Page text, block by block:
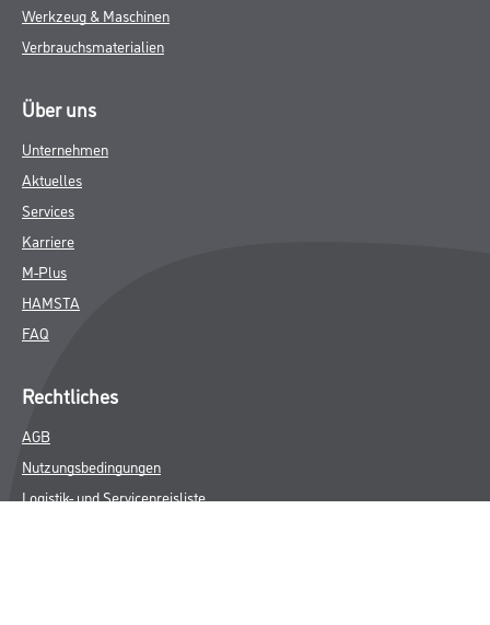
Werkzeug & Maschinen
Verbrauchsmaterialien
Über uns
Unternehmen
Aktuelles
Services
Karriere
M-Plus
HAMSTA
FAQ
Rechtliches
AGB
Nutzungsbedingungen
Logistik- und Servicepreisliste